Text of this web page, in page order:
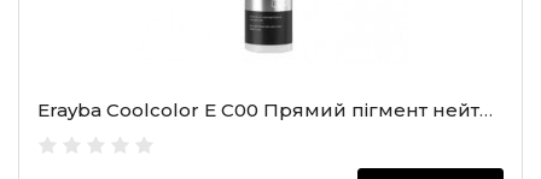
Erayba Coolcolor E C00 Прямий пігмент нейтральний коректор, 100 мл